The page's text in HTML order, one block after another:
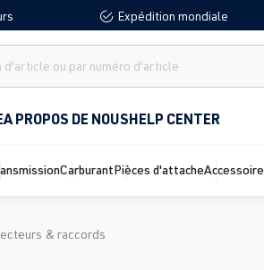
Expédition mondiale
A PROPOS DE NOUSHELP CENTER
CarburantPièces d'attache
& raccords